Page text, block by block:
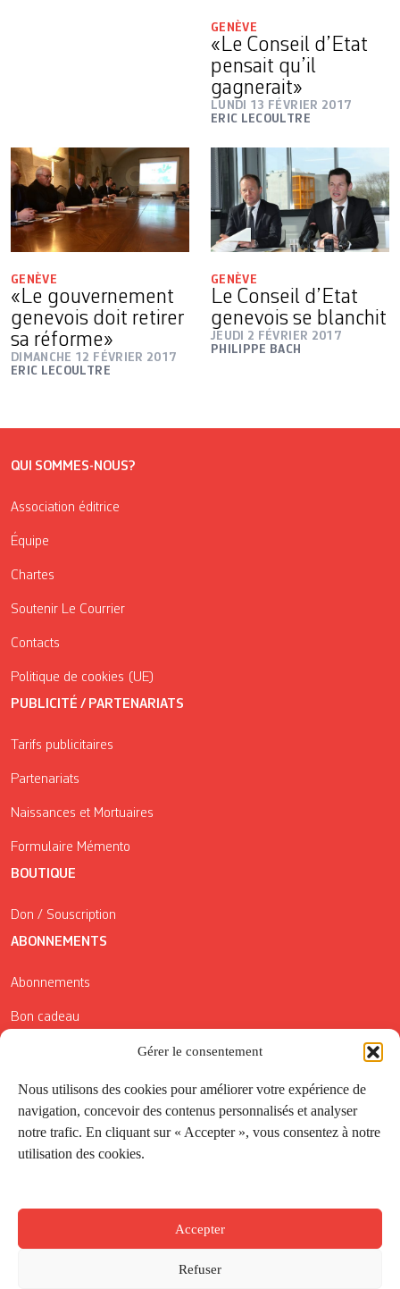
Gérer le consentement
Nous utilisons des cookies pour améliorer votre expérience de
navigation, concevoir des contenus personnalisés et analyser
notre trafic. En cliquant sur « Accepter », vous consentez à notre
utilisation des cookies.
Accepter
Refuser
GENÈVE
«Le Conseil d’Etat
pensait qu’il
gagnerait»
LUNDI 13 FÉVRIER 2017
ERIC LECOULTRE
GENÈVE
«Le gouvernement
genevois doit retirer
sa réforme»
DIMANCHE 12 FÉVRIER 2017
ERIC LECOULTRE
GENÈVE
Le Conseil d’Etat
genevois se blanchit
JEUDI 2 FÉVRIER 2017
PHILIPPE BACH
QUI SOMMES-NOUS?
Association éditrice
Équipe
Chartes
Soutenir Le Courrier
Contacts
Politique de cookies (UE)
PUBLICITÉ / PARTENARIATS
Tarifs publicitaires
Partenariats
Naissances et Mortuaires
Formulaire Mémento
BOUTIQUE
Don / Souscription
ABONNEMENTS
Abonnements
Bon cadeau
Conditions générales de vente
Réductions de la Carte Côté Courrier
Application